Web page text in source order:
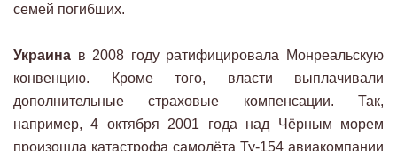
семей погибших.
Украина в 2008 году ратифицировала Монреальскую
конвенцию. Кроме того, власти выплачивали
дополнительные страховые компенсации. Так,
например, 4 октября 2001 года над Чёрным морем
произошла катастрофа самолёта Ту-154 авиакомпании